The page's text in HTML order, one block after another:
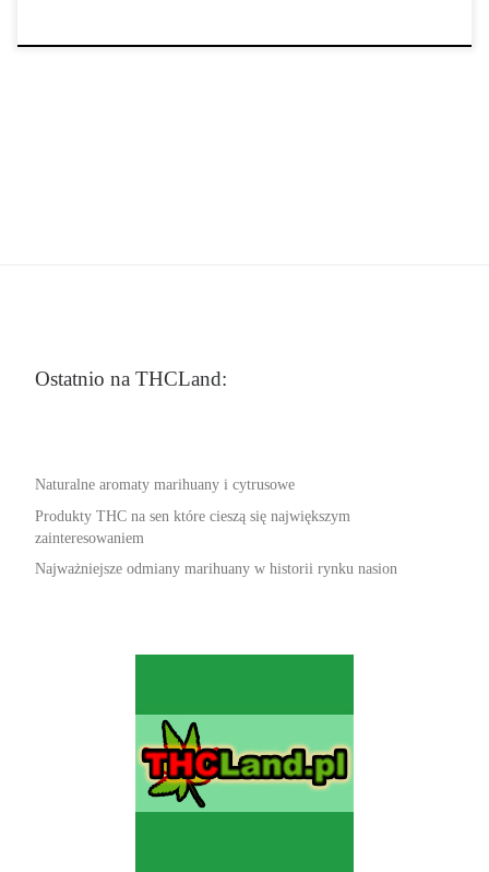
Ostatnio na THCLand:
Naturalne aromaty marihuany i cytrusowe
Produkty THC na sen które cieszą się największym
zainteresowaniem
Najważniejsze odmiany marihuany w historii rynku nasion